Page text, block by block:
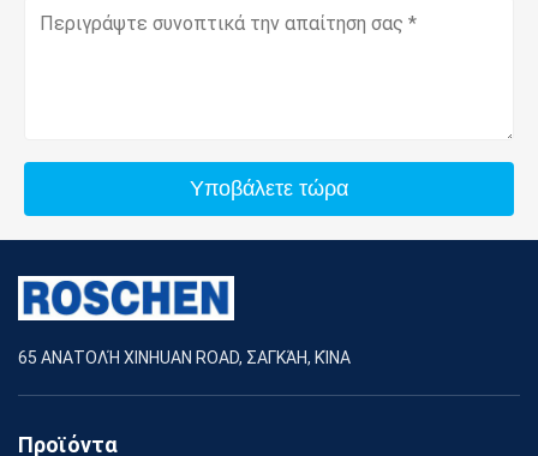
Υποβάλετε τώρα
65 ΑΝΑΤΟΛΉ XINHUAN ROAD, ΣΑΓΚΆΗ, ΚΊΝΑ
Προϊόντα